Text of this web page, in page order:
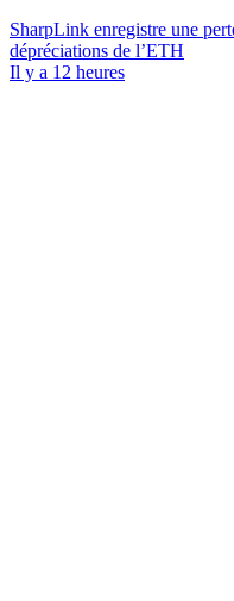
SharpLink enregistre une
dépréciations de l’ETH
Il y a 12 heures